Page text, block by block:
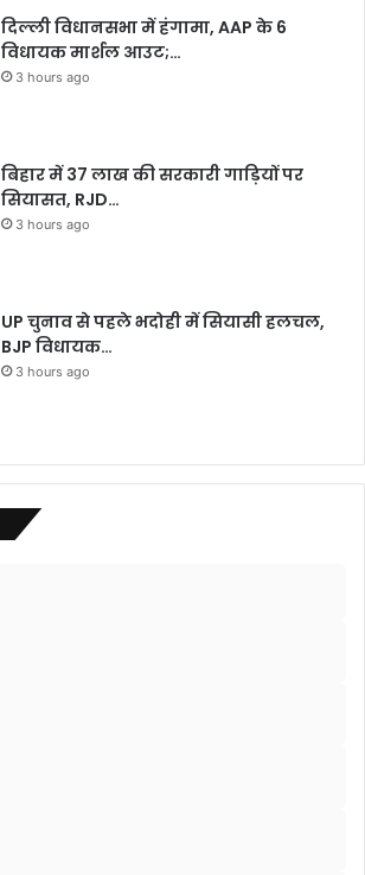
दिल्ली विधानसभा में हंगामा, AAP के 6
विधायक मार्शल आउट;…
3 hours ago
बिहार में 37 लाख की सरकारी गाड़ियों पर
सियासत, RJD…
3 hours ago
UP चुनाव से पहले भदोही में सियासी हलचल,
BJP विधायक…
3 hours ago